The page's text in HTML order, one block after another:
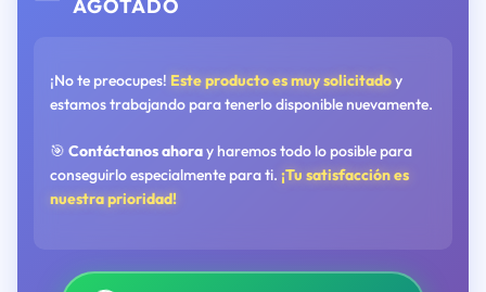
AGOTADO
¡No te preocupes! Este producto es muy solicitadoy
estamos trabajando para tenerlo disponible nuevamente.
🎯 Contáctanos ahoray haremos todo lo posible para
conseguirlo especialmente para ti. ¡Tu satisfacción es
nuestra prioridad!